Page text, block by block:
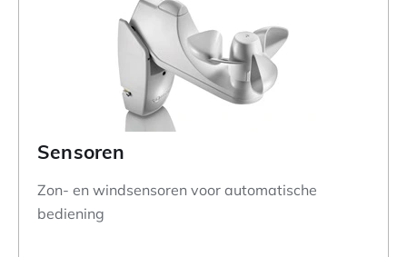
Sensoren
Zon- en windsensoren voor automatische
bediening